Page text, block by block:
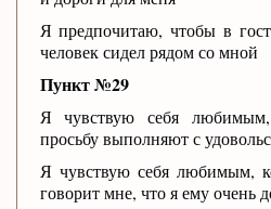
Я предпочитаю, чтобы в
человек сидел рядом со мной
Пункт №29
Я чувствую себя
просьбу выполняют с
Я чувствую себя любимым,
говорит мне, что я ему очень